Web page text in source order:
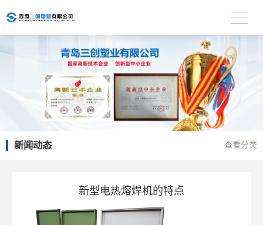
新闻动态 查看分类
新型电热熔焊机的特点